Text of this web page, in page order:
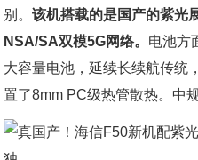
别。该机搭载的是国产的紫光
NSA/SA双模5G网络。 电池方
大容量电池，延续长续航传统
置了8mm PC级热管散热。中